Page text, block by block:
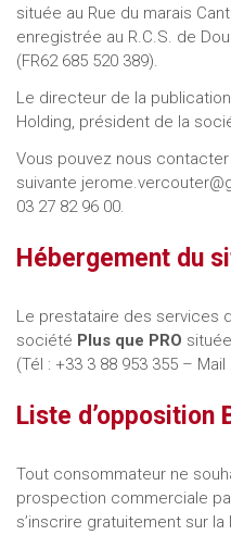
située au Rue du marais
enregistrée au R.C.S. de
(FR62 685 520 389).
Le directeur de la
Holding, président de la
Vous pouvez nous contacter
suivante
03 27 82 96 00.
Hébergement du
Le prestataire des services
société Plus que PRO
(Tél : +33 3 88 953 355 – Mail :
Liste d’opposition
Tout consommateur ne
prospection commerciale
s’inscrire gratuitement sur la